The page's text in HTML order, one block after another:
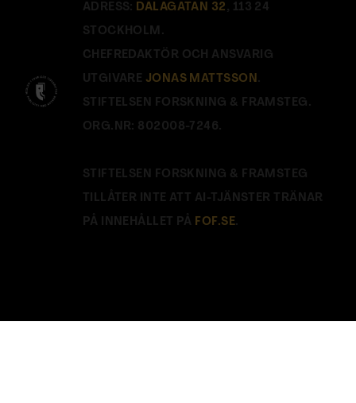
ADRESS: DALAGATAN 32 , 113 24
STOCKHOLM.
CHEFREDAKTÖR OCH ANSVARIG
UTGIVARE JONAS MATTSSON.
STIFTELSEN FORSKNING & FRAMSTEG.
ORG.NR: 802008-7246.
STIFTELSEN FORSKNING & FRAMSTEG
TILLÅTER INTE ATT AI-TJÄNSTER TRÄNAR
PÅ INNEHÅLLET PÅ FOF.SE.